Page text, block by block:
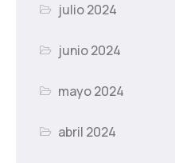
julio 2024
junio 2024
mayo 2024
abril 2024